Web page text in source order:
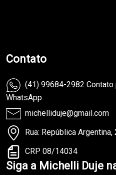
Contato
(41) 99684-2982 Contato
WhatsApp
michelliduje@gmail.com
Rua: República
CRP 08/14034
Siga a Michelli Duje